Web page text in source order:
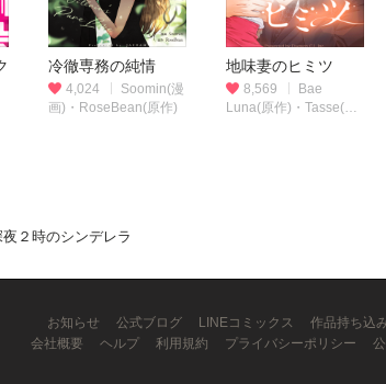
冷徹専務の純情
4,024
Soomin(漫
画)・RoseBean(原作)
地味妻のヒミツ
8,569
Bae
Luna(原作)・Tasse(作
夜２時のシンデレラ
お知らせ 公式ブログ LINEコミックス 作品持ち込
会社概要
ヘルプ 利用規約 プライバシーポリシー